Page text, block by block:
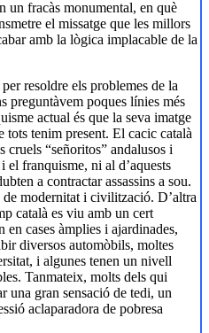
un fracàs monumental, en què
el missatge que les millors
amb la lògica implacable de la
resoldre els problemes de la
preguntàvem poques línies més
actual és que la seva imatge
tots tenim present. El cacic català
cruels “señoritos” andalusos i
franquisme, ni al d’aquests
a contractar assassins a sou.
modernitat i civilització. D’altra
català es viu amb un cert
cases àmplies i ajardinades,
diversos automòbils, moltes
i algunes tenen un nivell
Tanmateix, molts dels qui
una gran sensació de tedi, un
aclaparadora de pobresa